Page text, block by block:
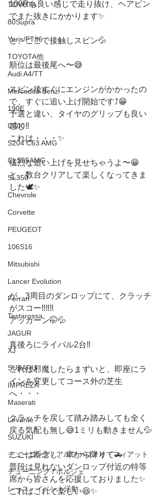
TOYOTA
80Supra
Yaris/FT86
TOYOTA他
Audi A4/TT
Mercedes-Benz
190E
C200
S204 C63 AMG
CLS55AMG
SL350
Chevrole
Corvette
PEUGEOT
106S16
Mitsubishi
Lancer Evolution
Ferrari
Testarossa
JAGUR
XJ
SUBARU
IMPREZA
Maserati
Levante
SUZUKI
チューニング / アルファロメオ・フィアット
チューニング / ポルシェ
レース・イベント活動
100Rも良い感じで走り抜け、ヘアピン
でまた抜きにかかります✨
と、ここで接触しスピン💦
順位は最後尾へ〜😅
スピン後すぐにエンジンがかかったの
で、すぐに追い上げ開始です⤴️😁
予選と違い、タイヤのグリップも良い
感じ‼️
これは・・・✨
猛烈な追い上げを見せちゃうよ〜😁
と、数台クリアして楽しくなってきま
した🕊✨
が、3周目のダンロップにて、クラッチ
がスコー‼️‼️‼️
アッカーン🤭💦
真後ろにライバル2台‼️
これは邪魔したらまずいと、即座にラ
インを変更してコース外の芝生
へ・・・
クラッチを戻して踏み踏みしても全く
戻る気配も無し😅1ミリも動きません💦
ここは断念し、車から降りて🚗
普段は見れないダンロップ付近の特等
席から皆さんを応援しておりました✨
これはこれで楽しい😆✨